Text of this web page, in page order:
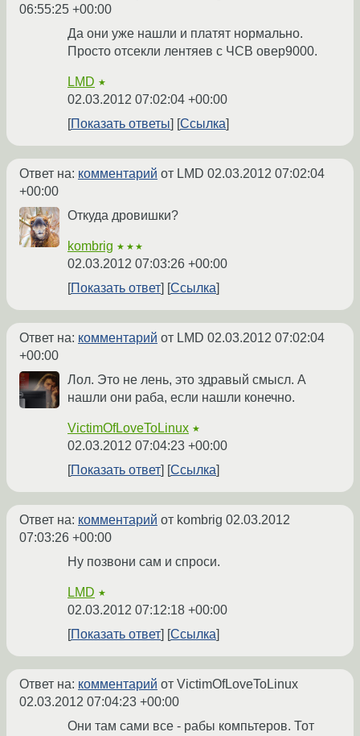
06:55:25 +00:00
Да они уже нашли и платят нормально.
Просто отсекли лентяев с ЧСВ овер9000.
LMD ★
02.03.2012 07:02:04 +00:00
Показать ответы
Ссылка
Ответ на: комментарий от LMD 02.03.2012 07:02:04
+00:00
Откуда дровишки?
kombrig ★★★
02.03.2012 07:03:26 +00:00
Показать ответ
Ссылка
Ответ на: комментарий от LMD 02.03.2012 07:02:04
+00:00
Лол. Это не лень, это здравый смысл. А
нашли они раба, если нашли конечно.
VictimOfLoveToLinux ★
02.03.2012 07:04:23 +00:00
Показать ответ
Ссылка
Ответ на: комментарий от kombrig 02.03.2012
07:03:26 +00:00
Ну позвони сам и спроси.
LMD ★
02.03.2012 07:12:18 +00:00
Показать ответ
Ссылка
Ответ на: комментарий от VictimOfLoveToLinux
02.03.2012 07:04:23 +00:00
Они там сами все - рабы компьтеров. Тот